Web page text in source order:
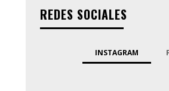
REDES SOCIALES
INSTAGRAM